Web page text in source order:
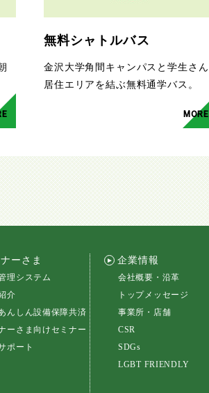
無料シャトルバス
金沢大学角間キャンパスと学生さん
居住エリアを結ぶ無料通学バス。
MORE
ーさま
理システム
介
んしん設備保障共済
ーさま向けセミナー
ポート
企業情報
会社概要・沿革
トップメッセージ
事業所・店舗
CSR
SDGs
LGBT FRIENDLY